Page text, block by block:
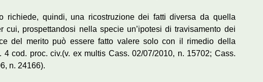
richiede, quindi, una ricostruzione dei fatti diversa da quella
cui, prospettandosi nella specie un’ipotesi di travisamento dei
del merito può essere fatto valere solo con il rimedio della
4 cod. proc. civ.(v. ex multis Cass. 02/07/2010, n. 15702; Cass.
n. 24166).